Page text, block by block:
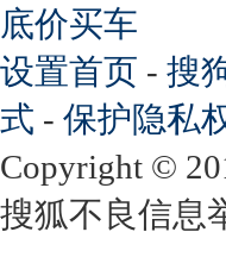
底价买车
设置首页 - 搜
式 - 保护隐私
Copyright ©
搜狐不良信息